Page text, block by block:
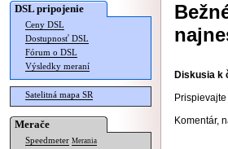
DSL pripojenie
Ceny DSL
Dostupnosť DSL
Fórum o DSL
Výsledky meraní
Satelitná mapa SR
Merače
Speedmeter Merania
Diskusia k
Komentár,